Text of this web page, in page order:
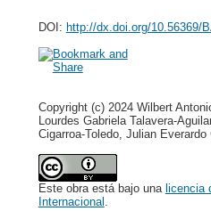
DOI: http://dx.doi.org/10.56369/
Copyright (c) 2024 Wilbert
Lourdes Gabriela Talavera-
Cigarroa-Toledo, Julian Everardo
Este obra está bajo una licencia
Internacional .